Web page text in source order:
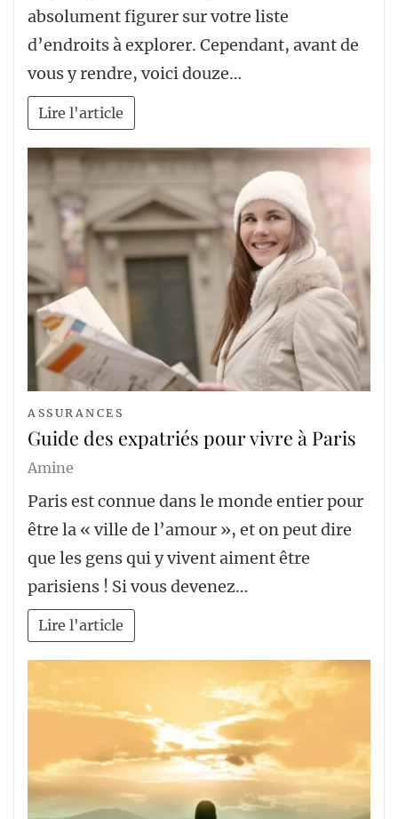
absolument figurer sur votre liste
d’endroits à explorer. Cependant, avant de
vous y rendre, voici douze…
Lire l'article
ASSURANCES
Guide des expatriés pour vivre à Paris
Amine
Paris est connue dans le monde entier pour
être la « ville de l’amour », et on peut dire
que les gens qui y vivent aiment être
parisiens ! Si vous devenez…
Lire l'article